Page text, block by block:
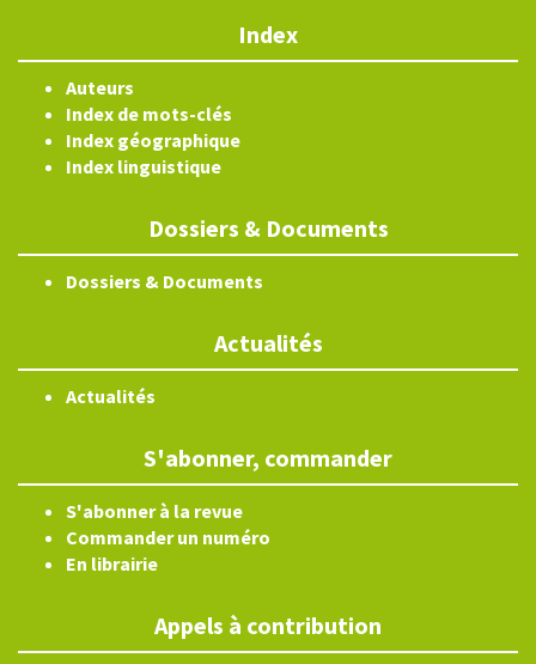
Index
Auteurs
Index de mots-clés
Index géographique
Index linguistique
Dossiers & Documents
Dossiers & Documents
Actualités
Actualités
S'abonner, commander
S'abonner à la revue
Commander un numéro
En librairie
Appels à contribution